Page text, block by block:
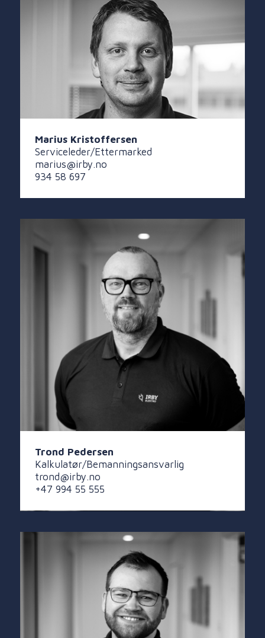
Marius Kristoffersen
Serviceleder/Ettermarked
marius@irby.no
934 58 697
Trond Pedersen
Kalkulatør/Bemanningsansvarlig
trond@irby.no
+47 994 55 555